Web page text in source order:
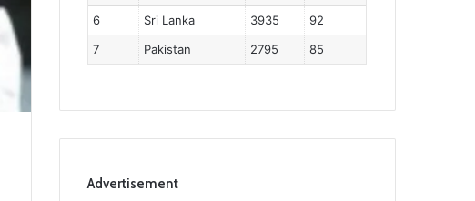
6
Sri Lanka 3935
92
7
Pakistan 2795 85
Advertisement